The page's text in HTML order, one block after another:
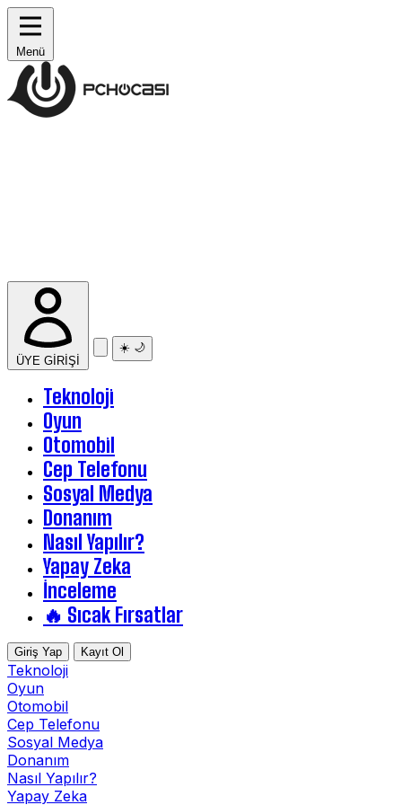
Menü
ÜYE GİRİŞİ
☀️ 🌙
Teknoloji
Oyun
Otomobil
Cep Telefonu
Sosyal Medya
Donanım
Nasıl Yapılır?
Yapay Zeka
İnceleme
🔥 Sıcak Fırsatlar
Giriş Yap Kayıt Ol
Teknoloji
Oyun
Otomobil
Cep Telefonu
Sosyal Medya
Donanım
Nasıl Yapılır?
Yapay Zeka